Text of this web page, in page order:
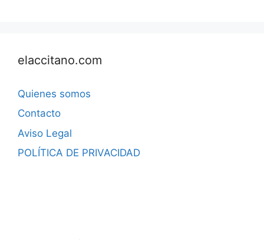
elaccitano.com
Quienes somos
Contacto
Aviso Legal
POLÍTICA DE PRIVACIDAD